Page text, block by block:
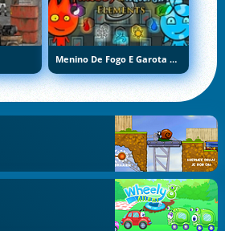
Menino De Fogo E Garota De Água 5: Elementos